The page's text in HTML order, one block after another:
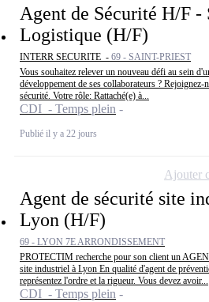
Agent de Sécurité H/F -
Logistique (H/F)
INTERR SECURITE - 69 - SAINT-PRIEST
Vous souhaitez relever un nouveau défi au sein
développement de ses collaborateurs ?
sécurité. Votre rôle: Rattaché(e) à...
CDI - Temps plein
Publié il y a 22 jours
Agent de sécurité site
Lyon (H/F)
69 - LYON 7E ARRONDISSEMENT
PROTECTIM recherche pour son client un
site industriel à Lyon En qualité d'agent de
représentez l'ordre et la rigueur. Vous devez avoir...
CDI - Temps plein
Ajouter